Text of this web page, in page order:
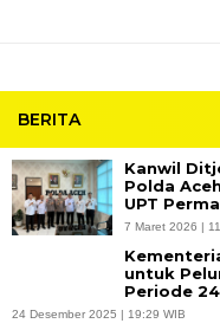
BERITA
Kanwil
Polda
UPT
7 Maret 2026 |
untuk
Periode
24 Desember 2025 | 19:29 WIB